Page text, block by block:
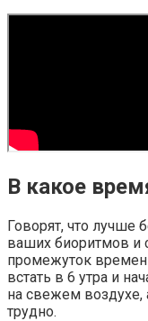
В какое
Говорят, что лучше
ваших биоритмов и
промежуток
встать в 6 утра и
на свежем воздухе,
трудно.